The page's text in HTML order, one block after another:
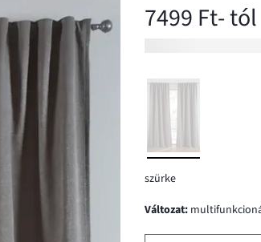
7499 Ft- tól
szürke
változat: